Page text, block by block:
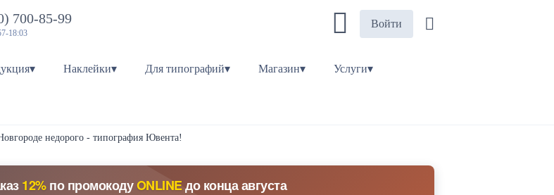
700-85-99
18:03
Войти
Наклейки▾ Для типографий▾ Магазин▾ Услуги▾
недорого - типография Ювента!
12%по промокодуONLINEдо конца августа